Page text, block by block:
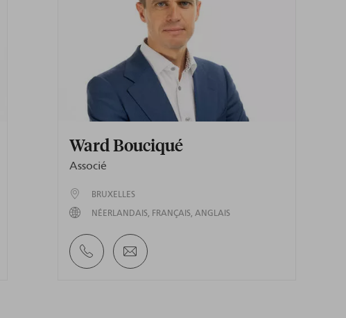
Ward Bouciqué
Associé
BRUXELLES
NÉERLANDAIS FRANÇAIS ANGLAIS